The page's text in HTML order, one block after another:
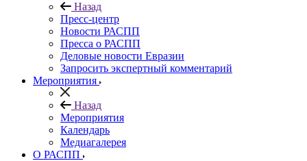
Назад
Пресс-центр
Новости РАСПП
Пресса о РАСПП
Деловые новости Евразии
Запросить экспертный комментарий
Мероприятия
Назад
Мероприятия
Календарь
Медиагалерея
О РАСПП